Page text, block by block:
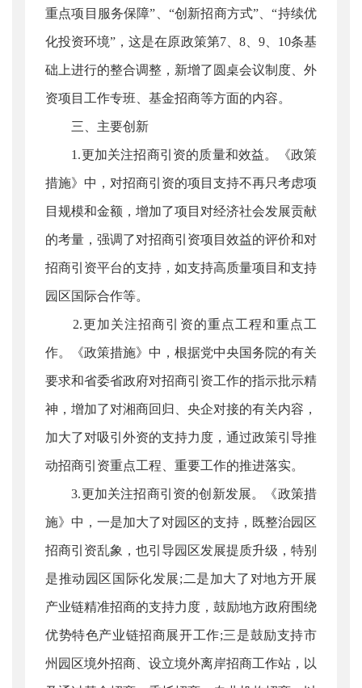
重点项目服务保障”、“创新招商方式”、“持续优
化投资环境”，这是在原政策第7、8、9、10条基
础上进行的整合调整，新增了圆桌会议制度、外
资项目工作专班、基金招商等方面的内容。
三、主要创新
1.更加关注招商引资的质量和效益。《政策
措施》中，对招商引资的项目支持不再只考虑项
目规模和金额，增加了项目对经济社会发展贡献
的考量，强调了对招商引资项目效益的评价和对
招商引资平台的支持，如支持高质量项目和支持
园区国际合作等。
2.更加关注招商引资的重点工程和重点工
作。《政策措施》中，根据党中央国务院的有关
要求和省委省政府对招商引资工作的指示批示精
神，增加了对湘商回归、央企对接的有关内容，
加大了对吸引外资的支持力度，通过政策引导推
动招商引资重点工程、重要工作的推进落实。
3.更加关注招商引资的创新发展。《政策措
施》中，一是加大了对园区的支持，既整治园区
招商引资乱象，也引导园区发展提质升级，特别
是推动园区国际化发展;二是加大了对地方开展
产业链精准招商的支持力度，鼓励地方政府围绕
优势特色产业链招商展开工作;三是鼓励支持市
州园区境外招商、设立境外离岸招商工作站，以